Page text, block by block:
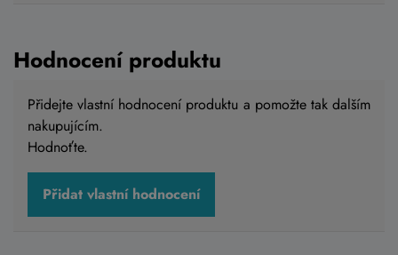
Hodnocení produktu
Přidejte vlastní hodnocení produktu a pomožte tak dalším
nakupujícím.
Hodnoťte.
Přidat vlastní hodnocení